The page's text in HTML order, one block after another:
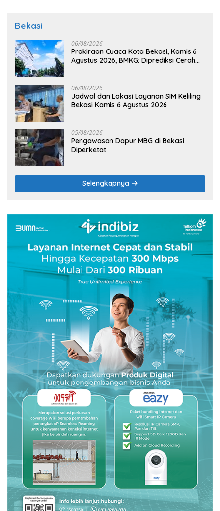
Bekasi
06/08/2026
Prakiraan Cuaca Kota Bekasi, Kamis 6
Agustus 2026, BMKG: Diprediksi Cerah
06/08/2026
Jadwal dan Lokasi Layanan SIM Keliling
Bekasi Kamis 6 Agustus 2026
05/08/2026
Pengawasan Dapur MBG di Bekasi
Diperketat
Selengkapnya